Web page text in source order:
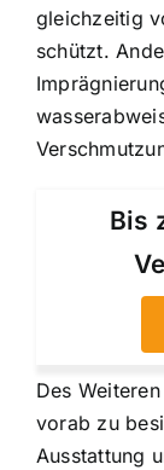
gleichzeitig
schützt.
Bis
Des
vorab zu
Ausstattung